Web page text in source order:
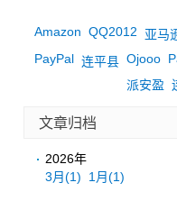
Amazon QQ2012
亚马
PayPal 连平县 Ojooo
派安盈
文章归档
2026年
3月(1) 1月(1)